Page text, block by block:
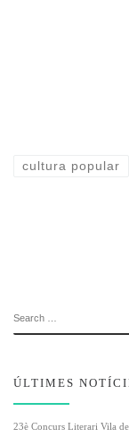
cultura popular
ÚLTIMES
23è Concurs Literari Vila